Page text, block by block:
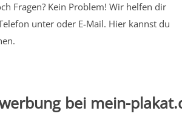
Fragen? Kein Problem! Wir helfen dir
unter oder E-Mail. Hier kannst du
bei mein-